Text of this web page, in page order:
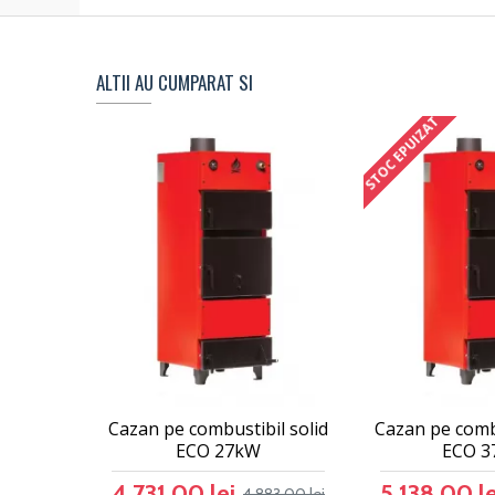
ALTII AU CUMPARAT SI
Cazan pe combustibil solid
ECO 27kW
STOC EPUIZAT
Cazan pe
ECO